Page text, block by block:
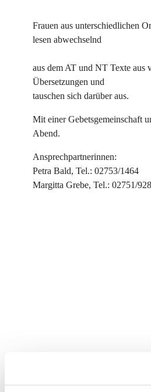
Frauen aus unterschiedlichen
lesen abwechselnd
aus dem AT und NT Texte aus
Übersetzungen und
tauschen sich darüber aus.
Mit einer Gebetsgemeinschaft
Abend.
Ansprechpartnerinnen:
Petra Bald, Tel.: 02753/1464
Margitta Grebe, Tel.: 02751/